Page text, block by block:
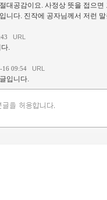
대공감이요. 사정상 뜻을 접으
니다. 진작에 공자님께서 저런
URL
.
16 09:54 URL
입니다.